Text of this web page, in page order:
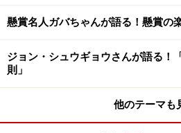
ードをお寄せください。投稿は
ーーーーーーーーーーーーーー
※本文中のコメントは、投稿内
構成しています
※投稿エピソードのため、内容
懸賞名人ガバちゃんが語る！懸賞の
ジョン・シュウギョウさんが語る！
則」
他のテーマも